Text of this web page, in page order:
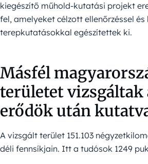
kiegészítő műhold-kutatási projekt
fel, amelyeket célzott ellenőrzéssel
terepkutatásokkal egészítettek ki.
Másfél
területet vizsgáltak
erődök után
A vizsgált terület 151.103
déli fennsíkjain. Itt a tudósok 1249